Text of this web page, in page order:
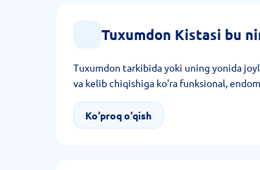
Tuxumdon Kistasi bu
Tuxumdon tarkibida yoki uning yonida
va kelib chiqishiga ko'ra funksional,
Ko'proq o'qish